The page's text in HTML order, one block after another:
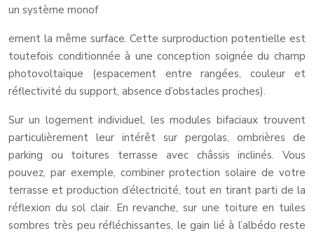
un système monof
ement la même surface. Cette surproduction potentielle est
toutefois conditionnée à une conception soignée du champ
photovoltaïque (espacement entre rangées, couleur et
réflectivité du support, absence d’obstacles proches).
Sur un logement individuel, les modules bifaciaux trouvent
particulièrement leur intérêt sur pergolas, ombrières de
parking ou toitures terrasse avec châssis inclinés. Vous
pouvez, par exemple, combiner protection solaire de votre
terrasse et production d’électricité, tout en tirant parti de la
réflexion du sol clair. En revanche, sur une toiture en tuiles
sombres très peu réfléchissantes, le gain lié à l’albédo reste